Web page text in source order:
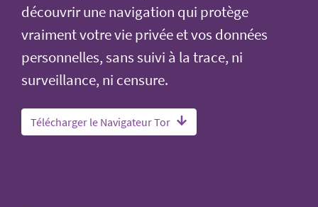
découvrir une navigation qui protège
vraiment votre vie privée et vos données
personnelles, sans suivi à la trace, ni
surveillance, ni censure.
Télécharger le Navigateur Tor